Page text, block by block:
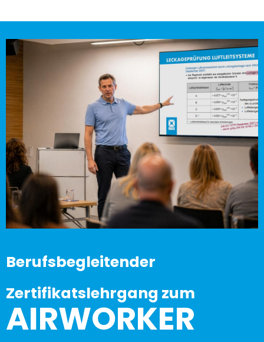
Berufsbegleitender
Zertifikatslehrgang zum
AIRWORKER